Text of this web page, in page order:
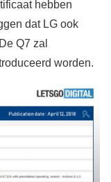
hebben
dat LG ook
Q7 zal
worden.